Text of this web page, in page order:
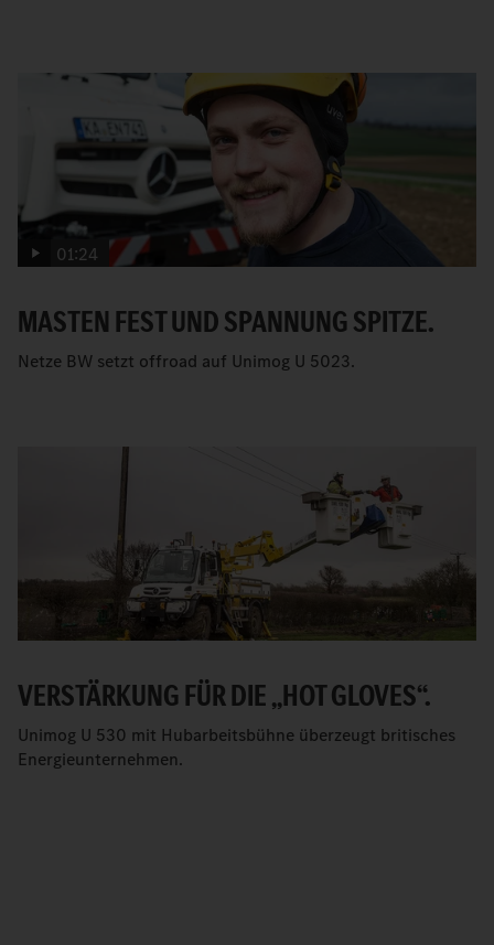
01:24
MASTEN FEST UND SPANNUNG SPITZE.
Netze BW setzt offroad auf Unimog U 5023.
VERSTÄRKUNG FÜR DIE „HOT GLOVES“.
Unimog U 530 mit Hubarbeitsbühne überzeugt britisches
Energieunternehmen.